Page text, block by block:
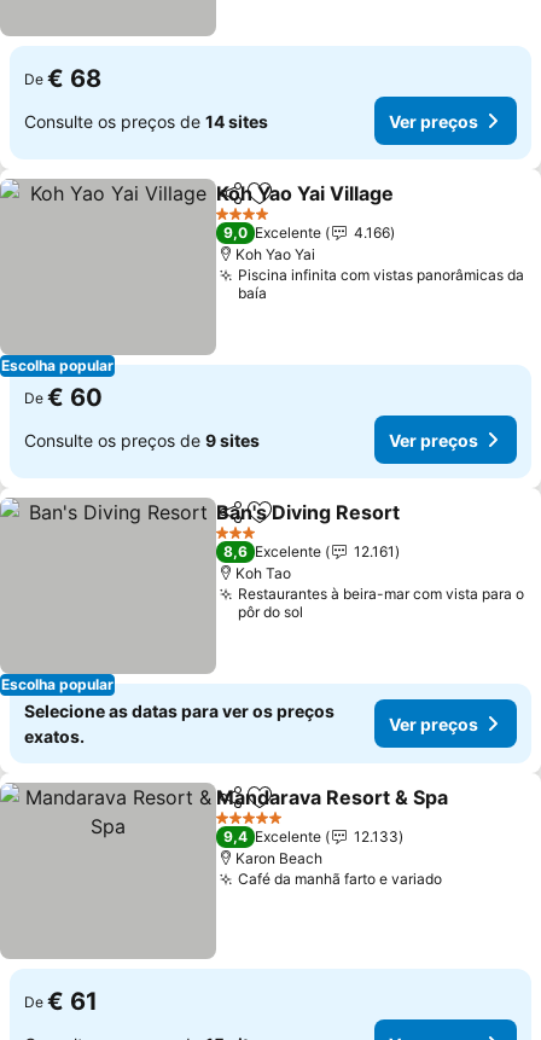
De € 68
Consulte os preços de 14 sites Ver preços
Escolha popular
PartilharAdicionar aos favoritos
Koh Yao Yai Village
4 Estrelas
9,0 Excelente
4.166
Koh Yao Yai
Piscina infinita com vistas panorâmicas da
baía
De € 60
Consulte os preços de 9 sites Ver preços
Escolha popular
PartilharAdicionar aos favoritos
Ban's Diving Resort
3 Estrelas
8,6 Excelente
12.161
Koh Tao
Restaurantes à beira-mar com vista para o
pôr do sol
Selecione as datas para ver os preços
exatos.
Ver preços
PartilharAdicionar aos favoritos
Mandarava Resort & Spa
5 Estrelas
9,4 Excelente
12.133
Karon Beach
Café da manhã farto e variadoVer preços
De € 61